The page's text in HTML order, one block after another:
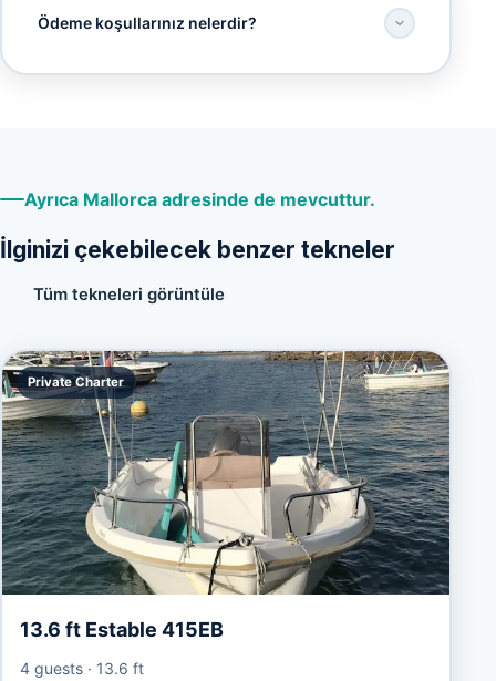
Ödeme koşullarınız nelerdir?
Ayrıca Mallorca adresinde de mevcuttur.
İlginizi çekebilecek benzer tekneler
Tüm tekneleri görüntüle
Private Charter
13.6 ft Estable 415EB
4 guests· 13.6 ft